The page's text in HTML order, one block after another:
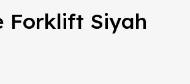
Forklift Siyah